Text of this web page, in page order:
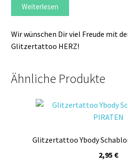
Weiterlesen
Wir wünschen Dir viel Freude mit
Glitzertattoo HERZ!
Ähnliche Produkte
Glitzertattoo Ybody
2,95 €